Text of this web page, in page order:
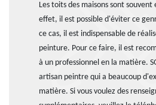
Les toits des maisons sont souvent
effet, il est possible d'éviter ce
ce cas, il est indispensable de
peinture. Pour ce faire, il est
à un professionnel en la matière.
artisan peintre qui a beaucoup
matière. Si vous voulez des